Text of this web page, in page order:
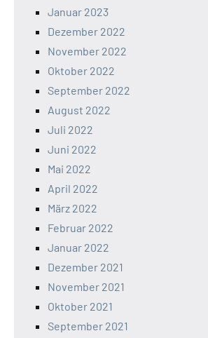
Januar 2023
Dezember 2022
November 2022
Oktober 2022
September 2022
August 2022
Juli 2022
Juni 2022
Mai 2022
April 2022
März 2022
Februar 2022
Januar 2022
Dezember 2021
November 2021
Oktober 2021
September 2021